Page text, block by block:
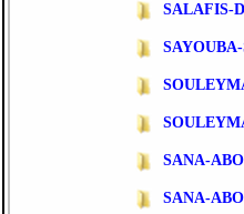
SALAFIS-
SANA-
SANA-